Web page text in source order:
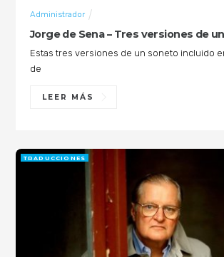
Jorge de Sena – Tres versiones de
Administrador
Estas tres versiones de un soneto incluido
de
LEER MÁS
TRADUCCIONES